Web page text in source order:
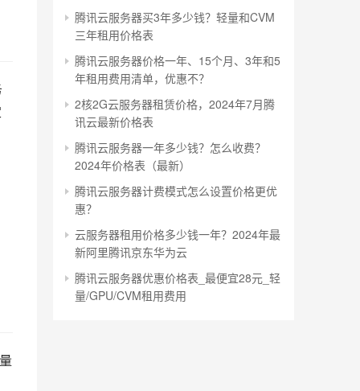
腾讯云服务器买3年多少钱？轻量和CVM
三年租用价格表
腾讯云服务器价格一年、15个月、3年和5
年租用费用清单，优惠不？
2核2G云服务器租赁价格，2024年7月腾
讯云最新价格表
腾讯云服务器一年多少钱？怎么收费？
2024年价格表（最新）
腾讯云服务器计费模式怎么设置价格更优
惠？
云服务器租用价格多少钱一年？2024年最
新阿里腾讯京东华为云
腾讯云服务器优惠价格表_最便宜28元_轻
量/GPU/CVM租用费用